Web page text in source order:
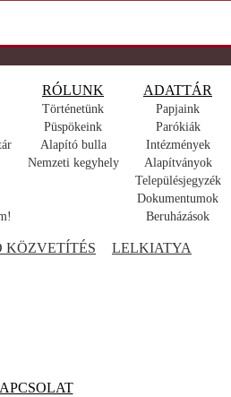
RÓLUNK
Történetünk
Püspökeink
Alapító bulla
Nemzeti kegyhely
ADATTÁR
Papjaink
Parókiák
Intézmények
Alapítványok
Településjegyzék
Dokumentumok
Beruházások
KÖZVETÍTÉS LELKIATYA